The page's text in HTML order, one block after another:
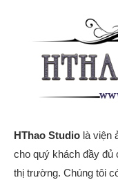
HThao Studio là viện
cho quý khách đầy đủ
thị trường. Chúng tôi